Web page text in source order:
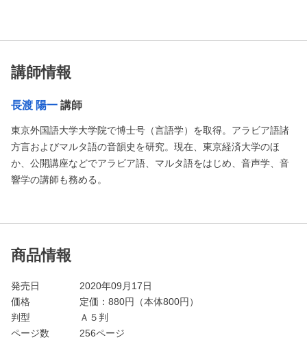
講師情報
長渡 陽一 講師
東京外国語大学大学院で博士号（言語学）を取得。アラビア語諸
方言およびマルタ語の音韻史を研究。現在、東京経済大学のほ
か、公開講座などでアラビア語、マルタ語をはじめ、音声学、音
響学の講師も務める。
商品情報
発売日
2020年09月17日
価格
定価： 880円（本体800円）
判型
Ａ５判
ページ数
256ページ